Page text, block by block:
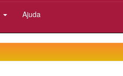
Ajuda